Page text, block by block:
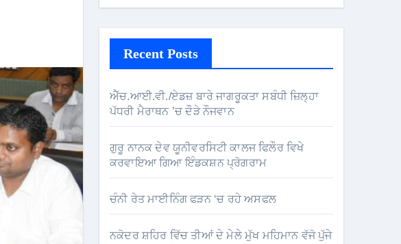
Recent Posts
ਐੱਚ.ਆਈ.ਵੀ./ਏਡਜ਼ ਬਾਰੇ ਜਾਗਰੂਕਤਾ ਸਬੰਧੀ ਜ਼ਿਲ੍ਹਾ
ਪੱਧਰੀ ਮੈਰਾਥਨ ’ਚ ਦੌੜੇ ਨੌਜਵਾਨ
ਗੁਰੂ ਨਾਨਕ ਦੇਵ ਯੂਨੀਵਰਸਿਟੀ ਕਾਲਜ ਫਿਲੌਰ ਵਿਖੇ
ਕਰਵਾਇਆ ਗਿਆ ਇੰਡਕਸ਼ਨ ਪ੍ਰੋਗਰਾਮ
ਚੰਨੀ ਰੇਤ ਮਾਈਨਿੰਗ ਫੜਨ ‘ਚ ਰਹੇ ਅਸਫਲ
ਨਕੋਦਰ ਸ਼ਹਿਰ ਵਿੱਚ ਤੀਆਂ ਦੇ ਮੇਲੇ ਮੁੱਖ ਮਹਿਮਾਨ ਵੱਜੋ ਪੁੱਜੇ